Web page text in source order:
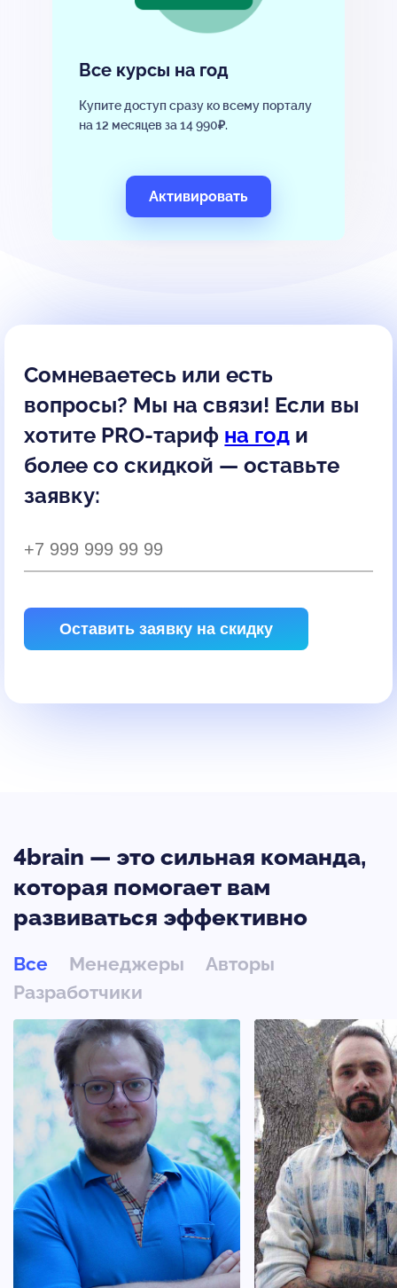
Все курсы на год
Купите доступ сразу ко всему порталу
на 12 месяцев за 14 990₽.
Активировать
Сомневаетесь или есть
вопросы? Мы на связи! Если вы
хотите PRO-тариф на год и
более со скидкой — оставьте
заявку:
Оставить заявку на скидку
4brain — это сильная команда,
которая помогает вам
развиваться эффективно
Все Менеджеры
Авторы
Разработчики